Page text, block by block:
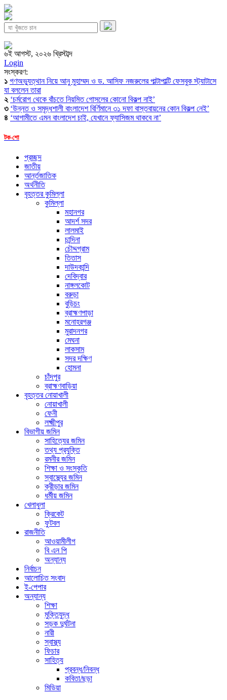
৬ই আগস্ট, ২০২৬ খ্রিস্টাব্দ
Login
সংস্করণ:
১ গণঅভ্যুত্থান নিয়ে আনু মুহাম্মদ ও ড. আসিফ নজরুলের পাল্টাপাল্টি ফেসবুক স্ট্যাটাসে
যা বললেন তারা
২ ‘চর্মরোগ থেকে বাঁচতে নিয়মিত গোসলের কোনো বিকল্প নাই’
৩ ‘উন্নত ও সমৃদ্ধশালী বাংলাদেশ বির্ণিমানে ৩১ দফা বাস্তবায়নের কোন বিকল্প নেই’
৪ ‘আগামীতে এমন বাংলাদেশ চাই, যেখানে ফ্যাসিজম থাকবে না’
টক-শো
প্রচ্ছদ
জাতীয়
আর্ন্তজাতিক
অর্থনীতি
বৃহত্তর কুমিল্লা
কুমিল্লা
মহানগর
আদর্শ সদর
লালমাই
চান্দিনা
চৌদ্দগ্রাম
তিতাস
দাউদকান্দি
দেবিদ্বার
নাঙ্গলকোট
বরুড়া
বুড়িচং
ব্রাহ্মণপাড়া
মনোহরগঞ্জ
মুরাদনগর
মেঘনা
লাকসাম
সদর দক্ষিণ
হোমনা
চাঁদপুর
ব্রাহ্মণবাড়িয়া
বৃহত্তর নোয়াখালী
নোয়াখালী
ফেনী
লক্ষ্মীপুর
বিভাগীয় জমিন
সাহিত্যের জমিন
তথ্য প্রযুক্তি
রমনীর জমিন
শিক্ষা ও সংস্কৃতি
স্বাস্থ্যের জমিন
ক্রীড়ার জমিন
ধর্মীয় জমিন
খেলাধুলা
ক্রিকেট
ফুটবল
রাজনীতি
আওয়ামীলীগ
বি এন পি
অন্যান্য
নির্বাচন
আলোচিত সংবাদ
ই-পেপার
অন্যান্য
শিক্ষা
মুক্তিযুদ্ধ
সড়ক দুর্ঘটনা
নারী
স্বাস্থ্য
ফিচার
সাহিত্য
প্রবন্ধ/নিবন্ধ
কবিতা/ছড়া
মিডিয়া